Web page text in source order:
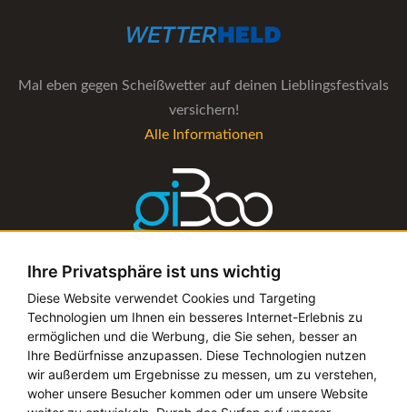
Ihre Privatsphäre ist uns wichtig
Diese Website verwendet Cookies und Targeting
Technologien um Ihnen ein besseres Internet-Erlebnis zu
ermöglichen und die Werbung, die Sie sehen, besser an
Ihre Bedürfnisse anzupassen. Diese Technologien nutzen
wir außerdem um Ergebnisse zu messen, um zu verstehen,
woher unsere Besucher kommen oder um unsere Website
Mal eben gegen Scheißwetter auf deinen Lieblingsfestivals
versichern!
Alle Informationen
Die Verwaltungs-Software für alle Künstler- und
Bookingagenturen
Alle Informationen